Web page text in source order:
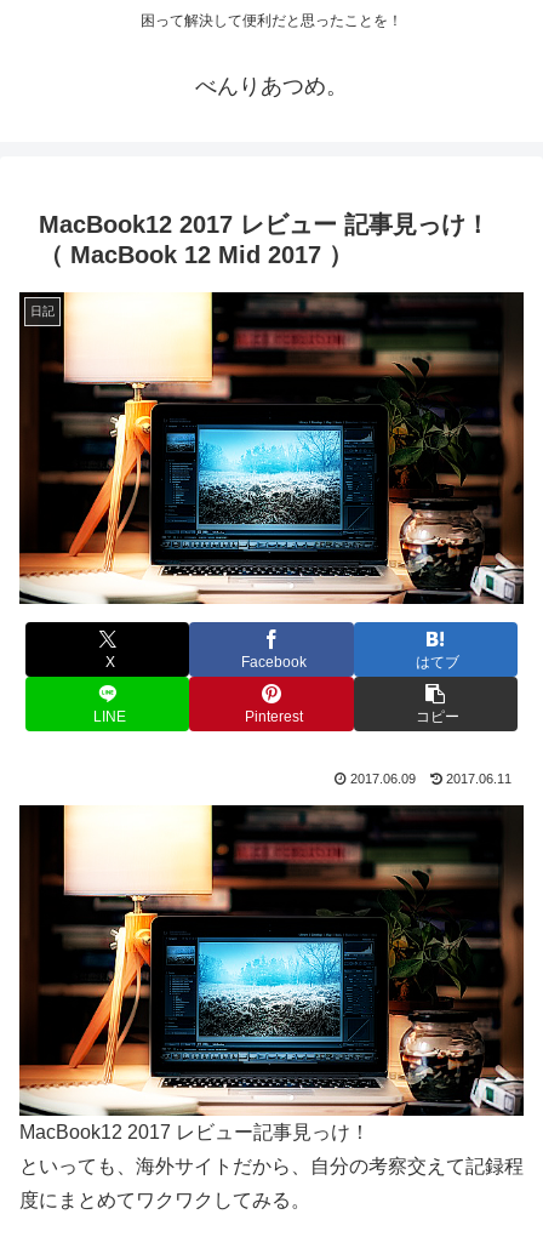
困って解決して便利だと思ったことを！
べんりあつめ。
MacBook12 2017 レビュー 記事見っけ！
（ MacBook 12 Mid 2017 ）
日記
X Facebook はてブ
LINE Pinterest コピー
2017.06.09 2017.06.11
MacBook12 2017 レビュー記事見っけ！
といっても、海外サイトだから、自分の考察交えて記録程
度にまとめてワクワクしてみる。